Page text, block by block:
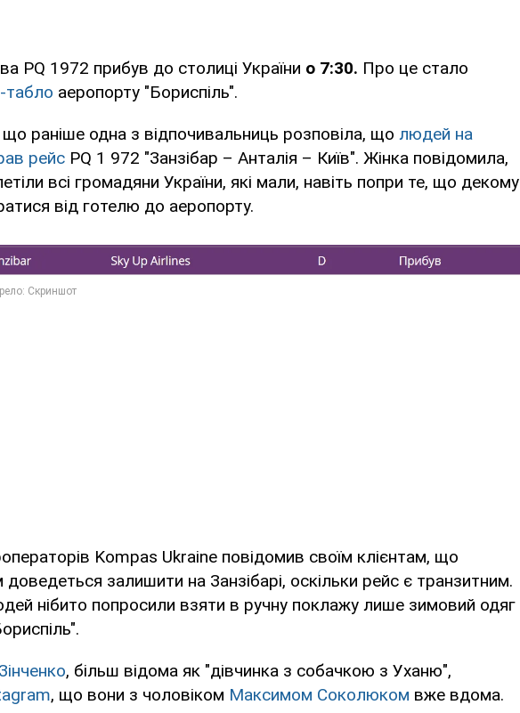
PQ 1972 прибув до столиці України о 7:30. Про це стало
табло аеропорту "Бориспіль".
раніше одна з відпочивальниць розповіла, що людей на
рейс PQ 1 972 "Занзібар – Анталія – Київ". Жінка повідомила,
всі громадяни України, які мали, навіть попри те, що декому
від готелю до аеропорту.
Kompas Ukraine повідомив своїм клієнтам, що
доведеться залишити на Занзібарі, оскільки рейс є транзитним.
нібито попросили взяти в ручну поклажу лише зимовий одяг
, більш відома як "дівчинка з собачкою з Уханю",
, що вони з чоловіком Максимом Соколюком вже вдома.